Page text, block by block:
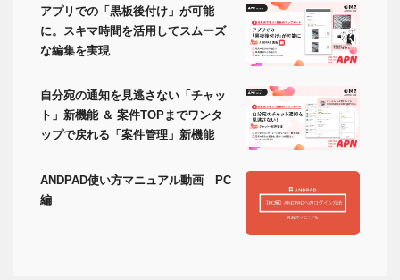
アプリでの「黒板後付け」が可能
に。スキマ時間を活用してスムーズ
な編集を実現
自分宛の通知を見逃さない「チャッ
ト」新機能 ＆ 案件TOPまでワンタ
ップで戻れる「案件管理」新機能
ANDPAD使い方マニュアル動画 PC
編